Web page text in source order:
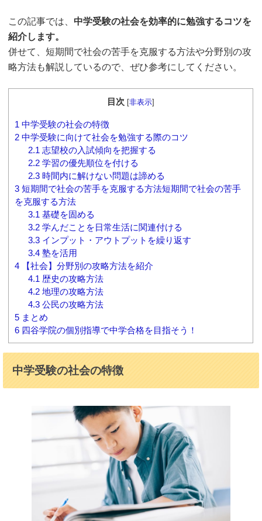
この記事では、 中学受験の社会を効率的に勉強するコツを
紹介します。
併せて、短期間で社会の苦手を克服する方法や分野別の攻
略方法も解説しているので、ぜひ参考にしてください。
目次 [非表示]
1 中学受験の社会の特徴
2 中学受験に向けて社会を勉強する際のコツ
2.1志望校の入試傾向を把握する
2.2学習の優先順位を付ける
2.3時間内に解けない問題は諦める
3 短期間で社会の苦手を克服する方法短期間で社会の苦手
を克服する方法
3.1基礎を固める
3.2学んだことを日常生活に関連付ける
3.3インプット・アウトプットを繰り返す
3.4塾を活用
4 【社会】分野別の攻略方法を紹介
4.1歴史の攻略方法
4.2地理の攻略方法
4.3公民の攻略方法
5 まとめ
6 四谷学院の個別指導で中学合格を目指そう！
中学受験の社会の特徴